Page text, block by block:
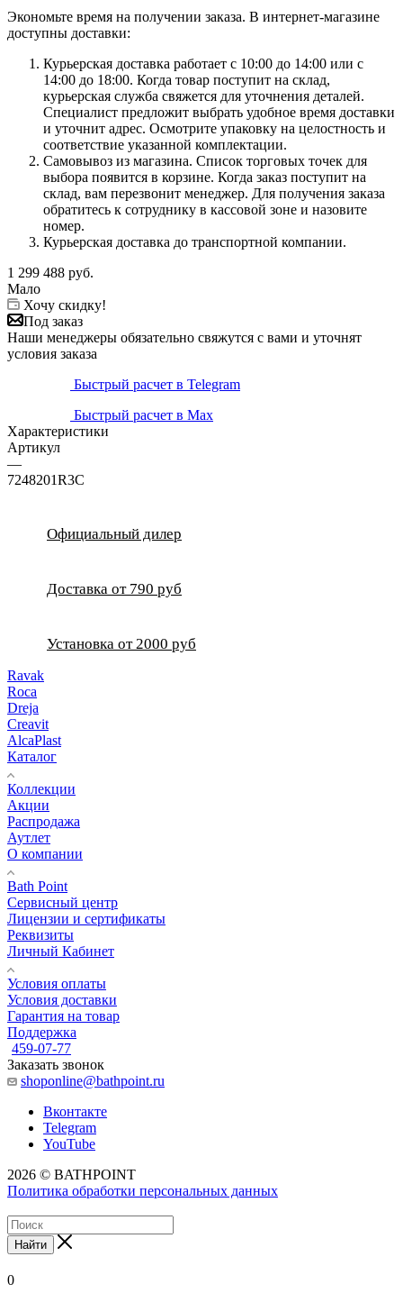
Экономьте время на получении заказа. В интернет-магазине
доступны доставки:
Курьерская доставка работает с 10:00 до 14:00 или с
14:00 до 18:00. Когда товар поступит на склад,
курьерская служба свяжется для уточнения деталей.
Специалист предложит выбрать удобное время доставки
и уточнит адрес. Осмотрите упаковку на целостность и
соответствие указанной комплектации.
Самовывоз из магазина. Список торговых точек для
выбора появится в корзине. Когда заказ поступит на
склад, вам перезвонит менеджер. Для получения заказа
обратитесь к сотруднику в кассовой зоне и назовите
номер.
Курьерская доставка до транспортной компании.
1 299 488 руб.
Мало
Хочу скидку!
Под заказ
Наши менеджеры обязательно свяжутся с вами и уточнят
условия заказа
Быстрый расчет в Telegram
Быстрый расчет в Max
Характеристики
Артикул
—
7248201R3C
Официальный дилер
Доставка от 790 руб
Установка от 2000 руб
Ravak
Roca
Dreja
Creavit
AlcaPlast
Каталог
Коллекции
Акции
Распродажа
Аутлет
О компании
Bath Point
Сервисный центр
Лицензии и сертификаты
Реквизиты
Личный Кабинет
Условия оплаты
Условия доставки
Гарантия на товар
Поддержка
459-07-77
Заказать звонок
shoponline@bathpoint.ru
Вконтакте
Telegram
YouTube
2026 © BATHPOINT
Политика обработки персональных данных
Найти
0